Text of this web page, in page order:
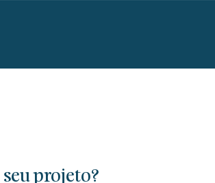
projeto?